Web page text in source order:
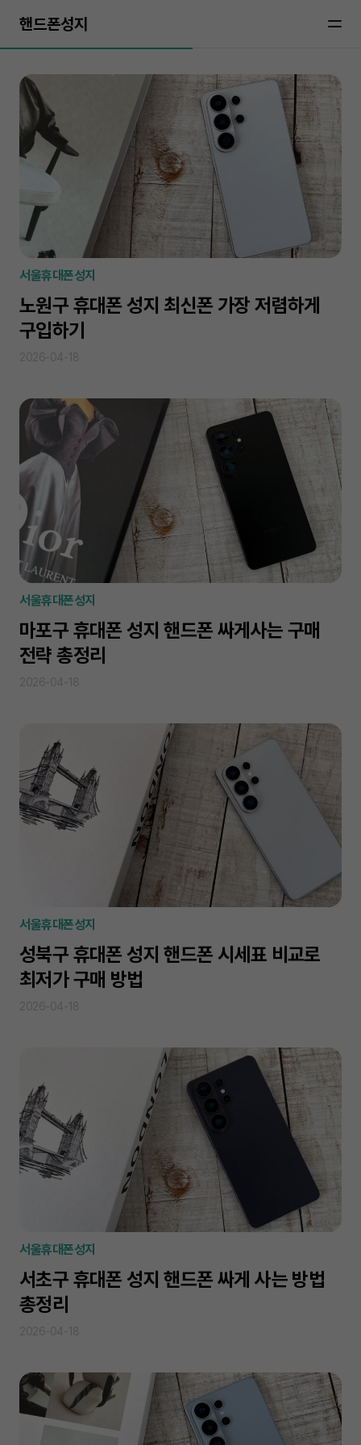
핸드폰성지
서울휴대폰성지
노원구 휴대폰 성지 최신폰 가장 저렴하게
구입하기
서울휴대폰성지
마포구 휴대폰 성지 핸드폰 싸게사는 구매
전략 총정리
서울휴대폰성지
성북구 휴대폰 성지 핸드폰 시세표 비교로
최저가 구매 방법
서울휴대폰성지
서초구 휴대폰 성지 핸드폰 싸게 사는 방법
총정리